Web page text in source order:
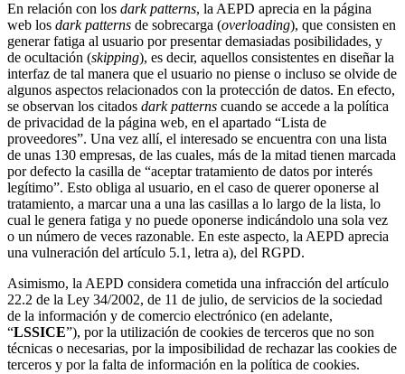
En relación con los dark patterns, la AEPD aprecia en la página
web los dark patterns de sobrecarga (overloading), que consisten en
generar fatiga al usuario por presentar demasiadas posibilidades, y
de ocultación (skipping), es decir, aquellos consistentes en diseñar la
interfaz de tal manera que el usuario no piense o incluso se olvide de
algunos aspectos relacionados con la protección de datos. En efecto,
se observan los citados dark patterns cuando se accede a la política
de privacidad de la página web, en el apartado “Lista de
proveedores”. Una vez allí, el interesado se encuentra con una lista
de unas 130 empresas, de las cuales, más de la mitad tienen marcada
por defecto la casilla de “aceptar tratamiento de datos por interés
legítimo”. Esto obliga al usuario, en el caso de querer oponerse al
tratamiento, a marcar una a una las casillas a lo largo de la lista, lo
cual le genera fatiga y no puede oponerse indicándolo una sola vez
o un número de veces razonable. En este aspecto, la AEPD aprecia
una vulneración del artículo 5.1, letra a), del RGPD.
Asimismo, la AEPD considera cometida una infracción del artículo
22.2 de la Ley 34/2002, de 11 de julio, de servicios de la sociedad
de la información y de comercio electrónico (en adelante,
“LSSICE”), por la utilización de cookies de terceros que no son
técnicas o necesarias, por la imposibilidad de rechazar las cookies de
terceros y por la falta de información en la política de cookies.